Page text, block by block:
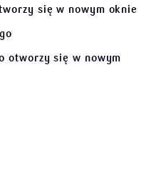
się w nowym oknie
otworzy się w nowym